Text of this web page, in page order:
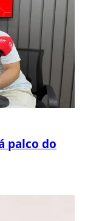
palco do